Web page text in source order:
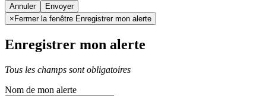
Annuler
× Fermer la fenêtre Enregistrer mon alerte
Enregistrer mon alerte
Tous les champs sont obligatoires
Nom de mon alerte